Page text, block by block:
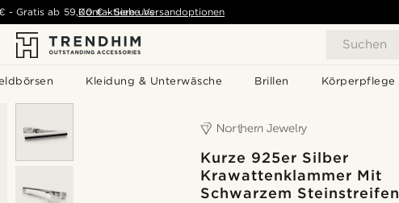
Suchen
Kleidung & Unterwäsche Brillen Körperpflege
-Gratis ab 59,00 € - Siehe Versandoptionen
Kontaktiere uns
Kurze 925er Silber
Krawattenklammer Mit
Schwarzem Steinstreifen